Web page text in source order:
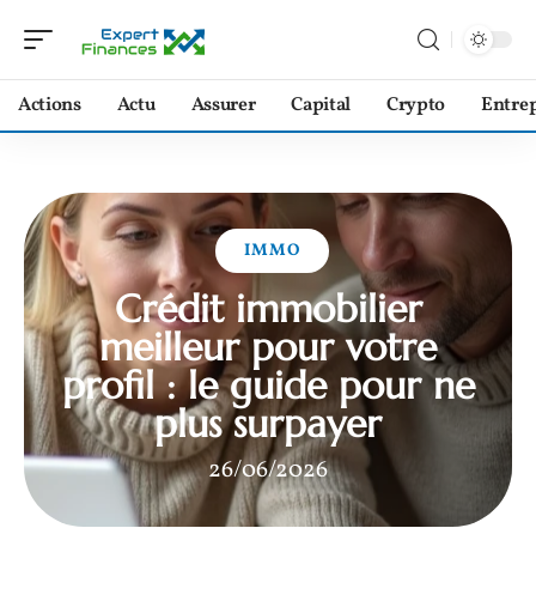
Actions Actu Assurer Capital Crypto
IMMO
Crédit immobilier
meilleur pour votre
profil : le guide pour ne
plus surpayer
26/06/2026